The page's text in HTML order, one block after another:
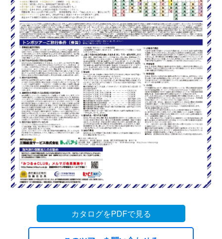
カタログをPDFで見る